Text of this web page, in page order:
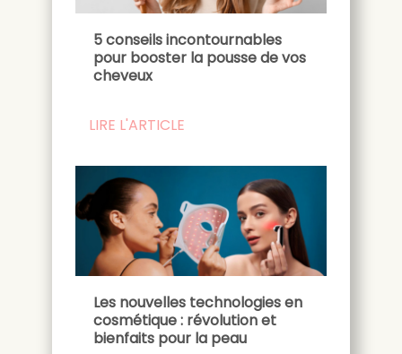
5 conseils incontournables
pour booster la pousse de vos
cheveux
LIRE L'ARTICLE
Les nouvelles technologies en
cosmétique : révolution et
bienfaits pour la peau